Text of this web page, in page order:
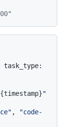
{timestamp}"
,
"code-